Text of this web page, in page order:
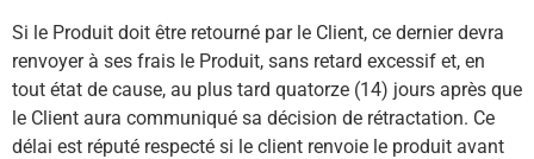
Si le Produit doit être retourné par le Client, ce dernier devra
renvoyer à ses frais le Produit, sans retard excessif et, en
tout état de cause, au plus tard quatorze (14) jours après que
le Client aura communiqué sa décision de rétractation. Ce
délai est réputé respecté si le client renvoie le produit avant